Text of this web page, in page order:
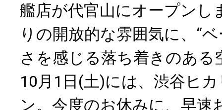
艦店が代官山にオープンし
りの開放的な雰囲気に、“
さを感じる落ち着きのある
10月1日(土)には、渋谷ヒ
ン。今度のお休みに、早速